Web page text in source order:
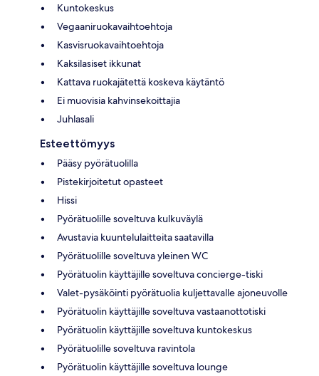
Kuntokeskus
Vegaaniruokavaihtoehtoja
Kasvisruokavaihtoehtoja
Kaksilasiset ikkunat
Kattava ruokajätettä koskeva käytäntö
Ei muovisia kahvinsekoittajia
Juhlasali
Esteettömyys
Pääsy pyörätuolilla
Pistekirjoitetut opasteet
Hissi
Pyörätuolille soveltuva kulkuväylä
Avustavia kuuntelulaitteita saatavilla
Pyörätuolille soveltuva yleinen WC
Pyörätuolin käyttäjille soveltuva concierge-tiski
Valet-pysäköinti pyörätuolia kuljettavalle ajoneuvolle
Pyörätuolin käyttäjille soveltuva vastaanottotiski
Pyörätuolin käyttäjille soveltuva kuntokeskus
Pyörätuolille soveltuva ravintola
Pyörätuolin käyttäjille soveltuva lounge